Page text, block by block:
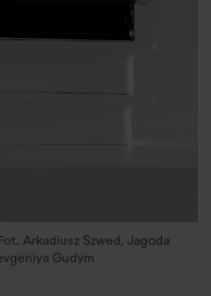
Arkadiusz Szwed, Jagoda
Gudym